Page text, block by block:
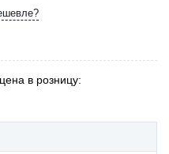
в розницу: